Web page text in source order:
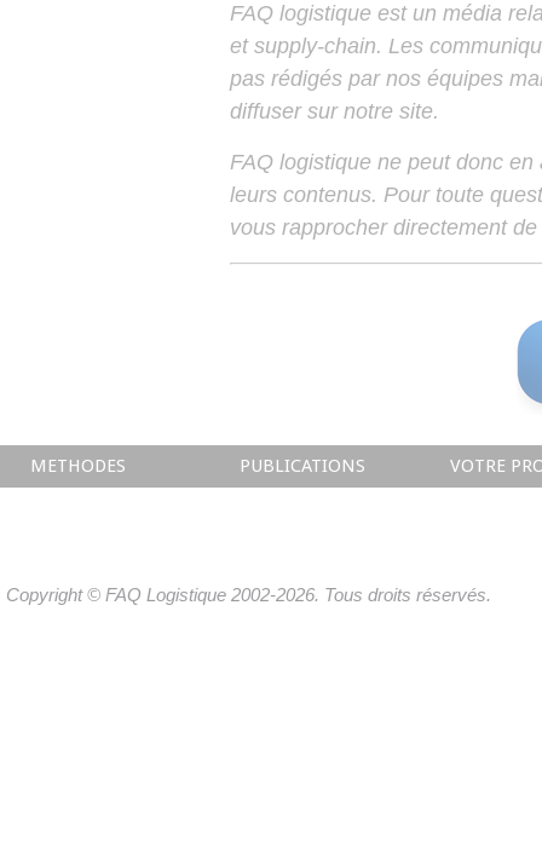
FAQ logistique est un média
et supply-chain. Les
pas rédigés par nos équipes
diffuser sur notre site.
FAQ logistique ne peut donc
leurs contenus. Pour toute
vous rapprocher directement
METHODES PUBLICATIONS VOTRE
Copyright © FAQ Logistique 2002-2026. Tous droits réservés.